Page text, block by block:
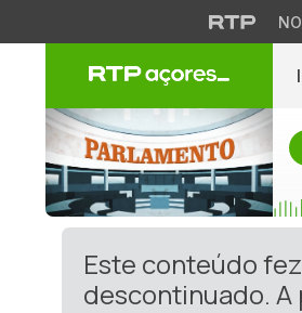
Este conteúdo
descontinuado.